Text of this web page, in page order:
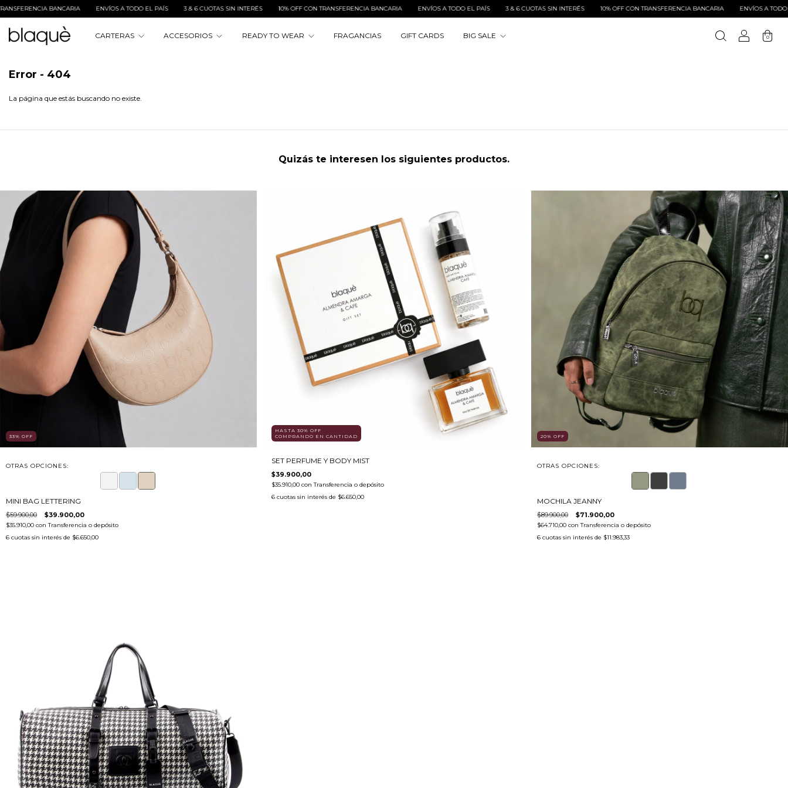
BANCARIA ENVÍOS A TODO EL PAÍS 3 & 6 CUOTAS SIN INTERÉS 10% OFF CON TRANSFERENCIA BANCARIA ENVÍOS A TODO EL PAÍS 3 & 6 CUOTAS SIN INTERÉS 10% OFF CON TRANSFERENCIA BANCARIA ENVÍOS A TODO EL PAÍS
CARTERAS ACCESORIOS READY TO WEAR FRAGANCIAS GIFT CARDS BIG SALE 0
Error - 404
La página que estás buscando no existe.
Quizás te interesen los siguientes productos.
33% OFF
OTRAS OPCIONES:
MINI BAG LETTERING
$59.900,00 $39.900,00
$35.910,00 con Transferencia o depósito
6 cuotas sin interés de $6.650,00
HASTA 30% OFF
COMPRANDO EN CANTIDAD
SET PERFUME Y BODY MIST
$39.900,00
$35.910,00 con Transferencia o depósito
6 cuotas sin interés de $6.650,00
20% OFF
OTRAS OPCIONES:
MOCHILA JEANNY
$89.900,00 $71.900,00
$64.710,00 con Transferencia o depósito
6 cuotas sin interés de $11.983,33